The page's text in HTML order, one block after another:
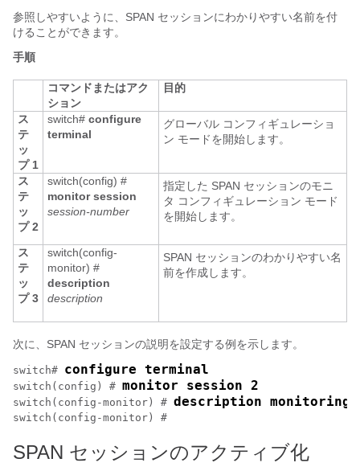
参照しやすいように、SPAN セッションにわかりやすい名前を付
けることができます。
手順
コマンドまたはアク
ション
目的
ス
テ
ッ
プ 1
switch# configure
terminal
グローバル コンフィギュレーショ
ン モードを開始します。
ス
テ
ッ
プ 2
switch(config) #
monitor session
session-number
指定した SPAN セッションのモニ
タ コンフィギュレーション モード
を開始します。
ス
テ
ッ
プ 3
switch(config-
monitor) #
description
description
SPAN セッションのわかりやすい名
前を作成します。
次に、SPAN セッションの説明を設定する例を示します。
switch# configure terminal
switch(config) # monitor session 2
switch(config-monitor) # description monitoring
switch(config-monitor) #
SPAN セッションのアクティブ化